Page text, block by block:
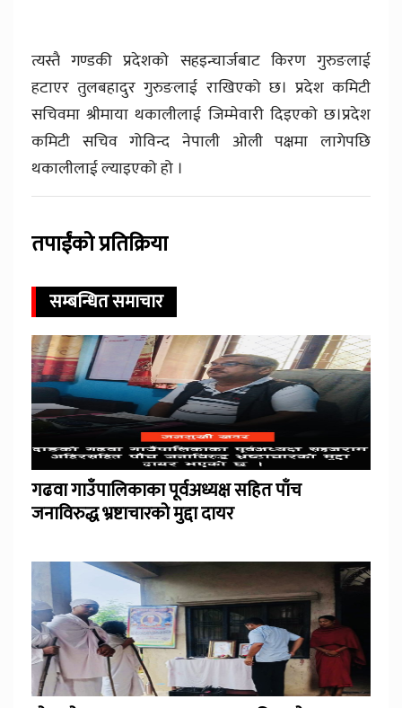
त्यस्तै गण्डकी प्रदेशको सहइन्चार्जबाट किरण गुरुङलाई
हटाएर तुलबहादुर गुरुङलाई राखिएको छ। प्रदेश कमिटी
सचिवमा श्रीमाया थकालीलाई जिम्मेवारी दिइएको छ।प्रदेश
कमिटी सचिव गोविन्द नेपाली ओली पक्षमा लागेपछि
थकालीलाई ल्याइएको हो ।
तपाईंको प्रतिक्रिया
सम्बन्धित समाचार
गढवा गाउँपालिकाका पूर्वअध्यक्ष सहित पाँच
जनाविरुद्ध भ्रष्टाचारको मुद्दा दायर